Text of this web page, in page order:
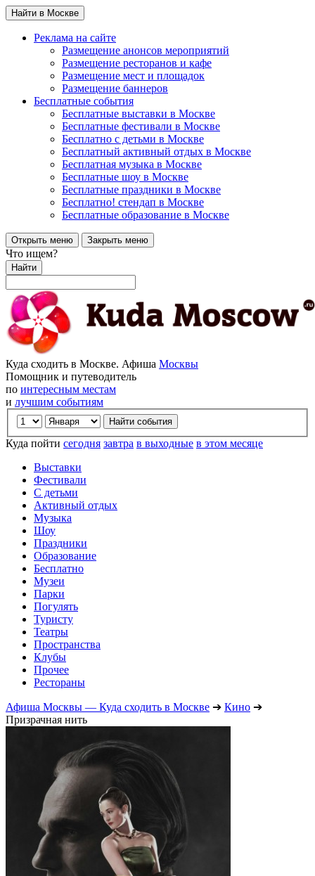
Найти в Москве
Реклама на сайте
Размещение анонсов мероприятий
Размещение ресторанов и кафе
Размещение мест и площадок
Размещение баннеров
Бесплатные события
Бесплатные выставки в Москве
Бесплатные фестивали в Москве
Бесплатно с детьми в Москве
Бесплатный активный отдых в Москве
Бесплатная музыка в Москве
Бесплатные шоу в Москве
Бесплатные праздники в Москве
Бесплатно! стендап в Москве
Бесплатные образование в Москве
Открыть меню Закрыть меню
Что ищем?
Найти
Куда сходить в Москве. Афиша Москвы
Помощник и путеводитель
по интересным местам
и лучшим событиям
Куда пойти сегодня завтра в выходные в этом месяце
Выставки
Фестивали
С детьми
Активный отдых
Музыка
Шоу
Праздники
Образование
Бесплатно
Музеи
Парки
Погулять
Туристу
Театры
Пространства
Клубы
Прочее
Рестораны
Афиша Москвы — Куда сходить в Москве ➔ Кино ➔
Призрачная нить